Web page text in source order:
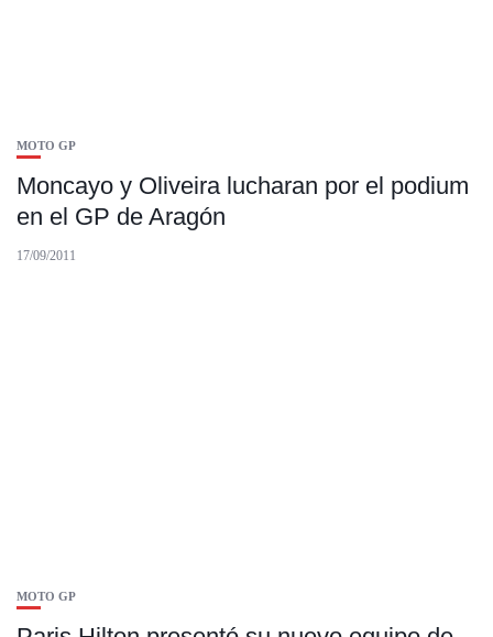
MOTO GP
Moncayo y Oliveira lucharan por el podium
en el GP de Aragón
17/09/2011
MOTO GP